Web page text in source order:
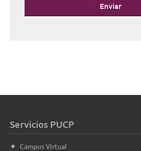
Enviar
Servicios PUCP
Campus Virtual